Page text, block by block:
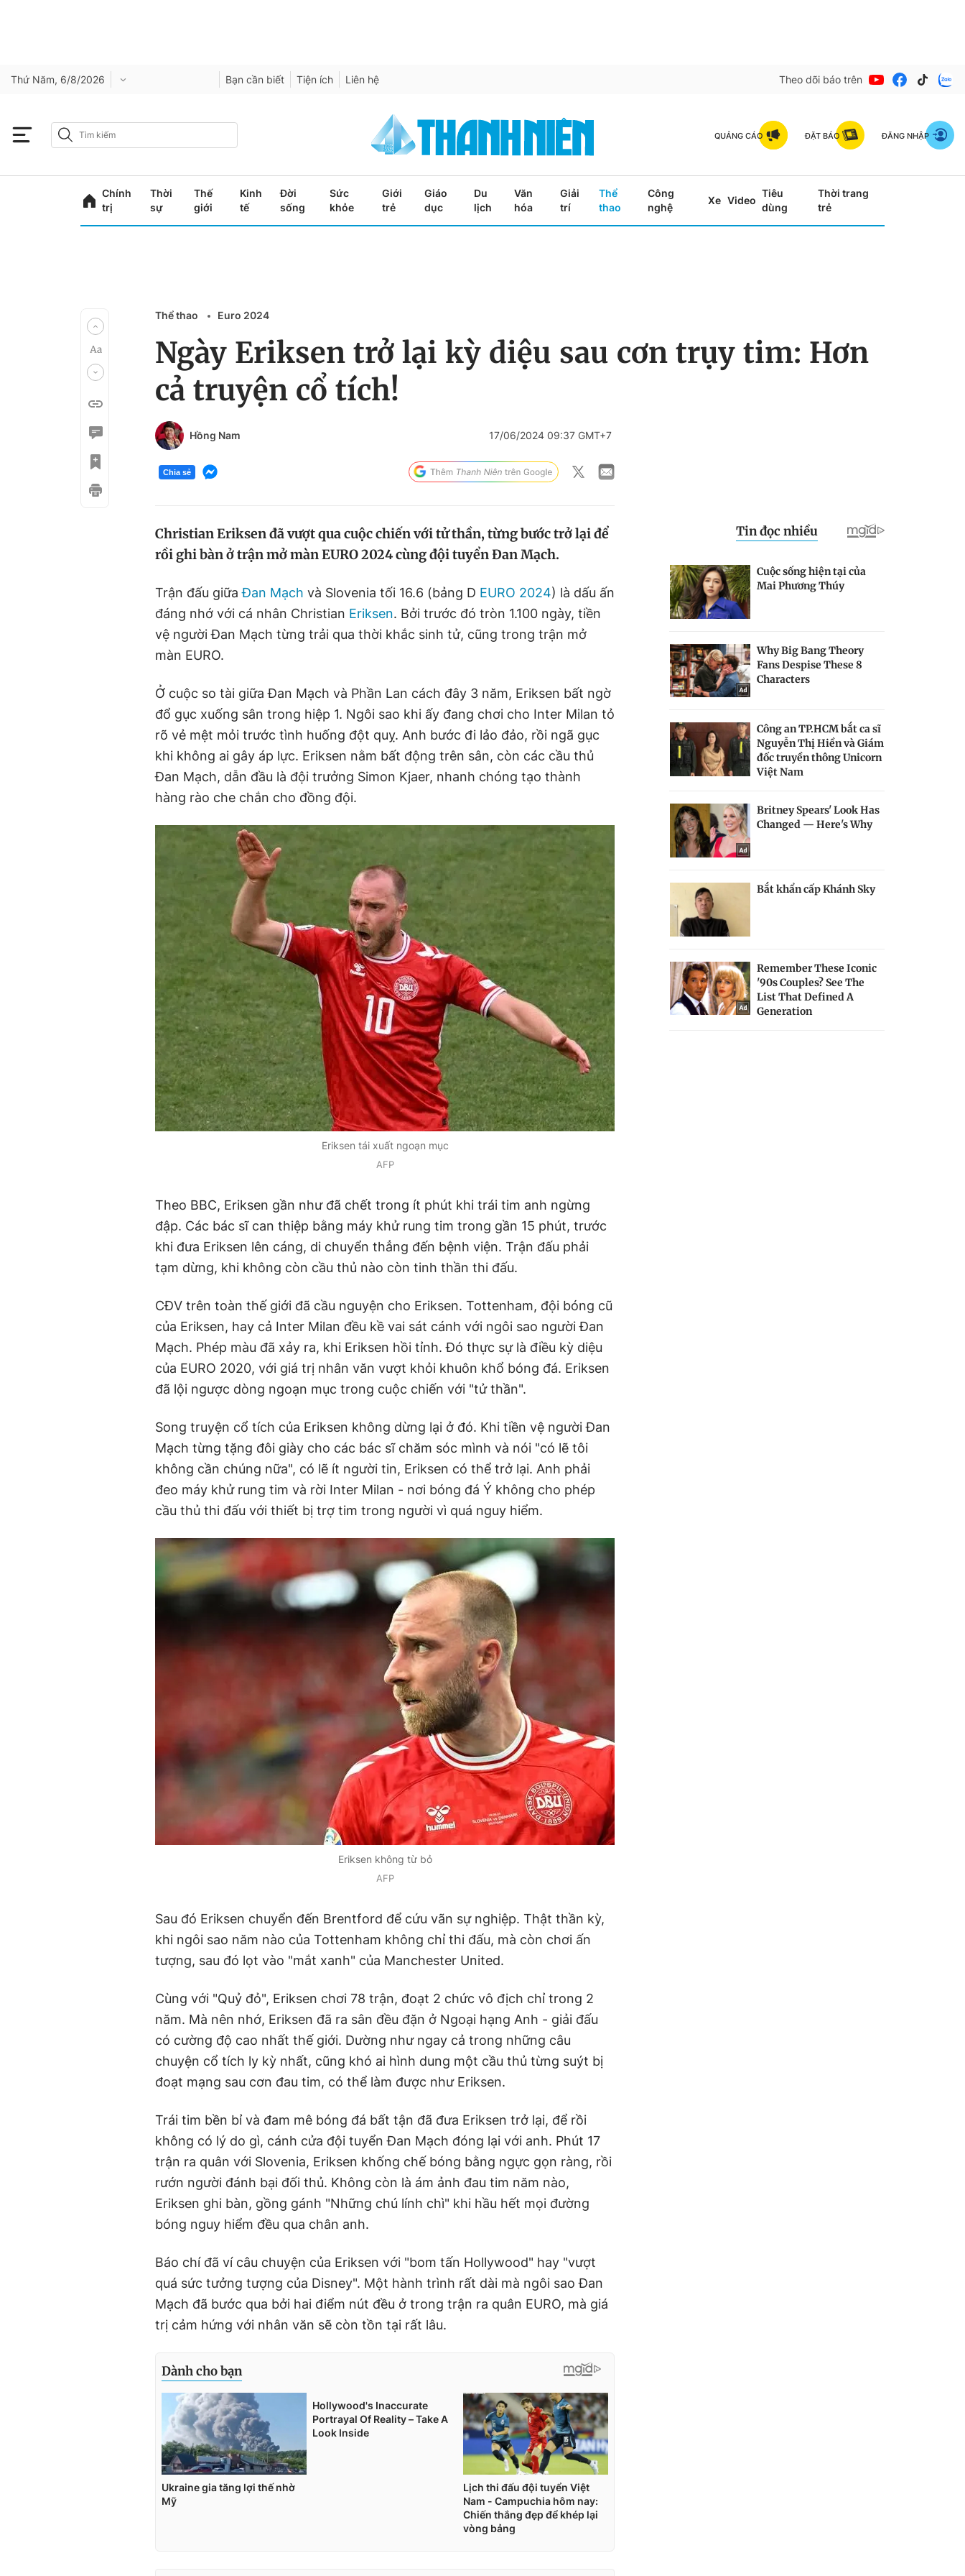
Thứ Năm, 6/8/2026 Bạn cần biết Tiện ích Liên hệ Theo dõi báo trên
QUẢNG CÁO ĐẶT BÁO ĐĂNG NHẬP
Chính
trị
Thời
sự
Thế
giới
Kinh
tế
Đời
sống
Sức
khỏe
Giới
trẻ
Giáo
dục
Du
lịch
Văn
hóa
Giải
trí
Thể
thao
Công
nghệ
Xe Video
Tiêu
dùng
Thời trang
trẻ
Thể thao Euro 2024
Ngày Eriksen trở lại kỳ diệu sau cơn trụy tim: Hơn
cả truyện cổ tích!
Hồng Nam 17/06/2024 09:37 GMT+7
Chia sẻ
Christian Eriksen đã vượt qua cuộc chiến với tử thần, từng bước trở lại để
rồi ghi bàn ở trận mở màn EURO 2024 cùng đội tuyển Đan Mạch.
Trận đấu giữaĐan Mạch và Slovenia tối 16.6 (bảng D EURO 2024) là dấu ấn
đáng nhớ với cá nhân Christian Eriksen. Bởi trước đó tròn 1.100 ngày, tiền
vệ người Đan Mạch từng trải qua thời khắc sinh tử, cũng trong trận mở
màn EURO.
Ở cuộc so tài giữa Đan Mạch và Phần Lan cách đây 3 năm, Eriksen bất ngờ
đổ gục xuống sân trong hiệp 1. Ngôi sao khi ấy đang chơi cho Inter Milan tỏ
rõ vẻ mệt mỏi trước tình huống đột quỵ. Anh bước đi lảo đảo, rồi ngã gục
khi không ai gây áp lực. Eriksen nằm bất động trên sân, còn các cầu thủ
Đan Mạch, dẫn đầu là đội trưởng Simon Kjaer, nhanh chóng tạo thành
hàng rào che chắn cho đồng đội.
Eriksen tái xuất ngoạn mục
AFP
Theo BBC, Eriksen gần như đã chết trong ít phút khi trái tim anh ngừng
đập. Các bác sĩ can thiệp bằng máy khử rung tim trong gần 15 phút, trước
khi đưa Eriksen lên cáng, di chuyển thẳng đến bệnh viện. Trận đấu phải
tạm dừng, khi không còn cầu thủ nào còn tinh thần thi đấu.
CĐV trên toàn thế giới đã cầu nguyện cho Eriksen. Tottenham, đội bóng cũ
của Eriksen, hay cả Inter Milan đều kề vai sát cánh với ngôi sao người Đan
Mạch. Phép màu đã xảy ra, khi Eriksen hồi tỉnh. Đó thực sự là điều kỳ diệu
của EURO 2020, với giá trị nhân văn vượt khỏi khuôn khổ bóng đá. Eriksen
đã lội ngược dòng ngoạn mục trong cuộc chiến với "tử thần".
Song truyện cổ tích của Eriksen không dừng lại ở đó. Khi tiền vệ người Đan
Mạch từng tặng đôi giày cho các bác sĩ chăm sóc mình và nói "có lẽ tôi
không cần chúng nữa", có lẽ ít người tin, Eriksen có thể trở lại. Anh phải
đeo máy khử rung tim và rời Inter Milan - nơi bóng đá Ý không cho phép
cầu thủ thi đấu với thiết bị trợ tim trong người vì quá nguy hiểm.
Eriksen không từ bỏ
AFP
Sau đó Eriksen chuyển đến Brentford để cứu vãn sự nghiệp. Thật thần kỳ,
khi ngôi sao năm nào của Tottenham không chỉ thi đấu, mà còn chơi ấn
tượng, sau đó lọt vào "mắt xanh" của Manchester United.
Cùng với "Quỷ đỏ", Eriksen chơi 78 trận, đoạt 2 chức vô địch chỉ trong 2
năm. Mà nên nhớ, Eriksen đã ra sân đều đặn ở Ngoại hạng Anh - giải đấu
có cường độ cao nhất thế giới. Dường như ngay cả trong những câu
chuyện cổ tích ly kỳ nhất, cũng khó ai hình dung một cầu thủ từng suýt bị
đoạt mạng sau cơn đau tim, có thể làm được như Eriksen.
Trái tim bền bỉ và đam mê bóng đá bất tận đã đưa Eriksen trở lại, để rồi
không có lý do gì, cánh cửa đội tuyển Đan Mạch đóng lại với anh. Phút 17
trận ra quân với Slovenia, Eriksen khống chế bóng bằng ngực gọn ràng, rồi
rướn người đánh bại đối thủ. Không còn là ám ảnh đau tim năm nào,
Eriksen ghi bàn, gồng gánh "Những chú lính chì" khi hầu hết mọi đường
bóng nguy hiểm đều qua chân anh.
Báo chí đã ví câu chuyện của Eriksen với "bom tấn Hollywood" hay "vượt
quá sức tưởng tượng của Disney". Một hành trình rất dài mà ngôi sao Đan
Mạch đã bước qua bởi hai điểm nút đều ở trong trận ra quân EURO, mà giá
trị cảm hứng với nhân văn sẽ còn tồn tại rất lâu.